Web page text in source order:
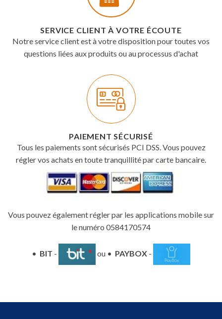
SERVICE CLIENT À VOTRE ÉCOUTE
Notre service client est à votre disposition pour toutes vos
questions liées aux produits ou au processus d'achat
PAIEMENT SÉCURISÉ
Tous les paiements sont sécurisés PCI DSS. Vous pouvez
régler vos achats en toute tranquillité par carte bancaire.
Vous pouvez également régler par les applications mobile sur
le numéro 0584170574
• BIT - ou • PAYBOX -